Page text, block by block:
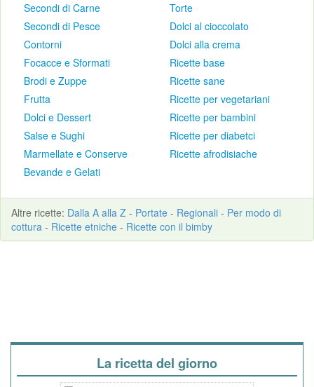
Secondi di Carne
Secondi di Pesce
Contorni
Focacce e Sformati
Brodi e Zuppe
Frutta
Dolci e Dessert
Salse e Sughi
Marmellate e Conserve
Bevande e Gelati
Torte
Dolci al cioccolato
Dolci alla crema
Ricette base
Ricette sane
Ricette per vegetariani
Ricette per bambini
Ricette per diabetci
Ricette afrodisiache
Altre ricette: Dalla A alla Z - Portate - Regionali - Per modo di
cottura - Ricette etniche - Ricette con il bimby
La ricetta del giorno